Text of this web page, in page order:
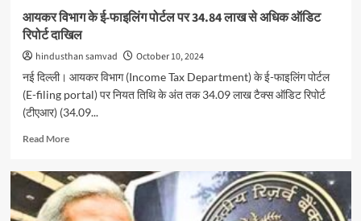
बातचीत
आयकर विभाग के ई-फाइलिंग पोर्टल पर 34.84 लाख से अधिक ऑडिट
रिपोर्ट दाखिल
hindusthan samvad
October 10, 2024
नई दिल्ली। आयकर विभाग (Income Tax Department) के ई-फाइलिंग पोर्टल
(E-filing portal) पर नियत तिथि के अंत तक 34.09 लाख टैक्स ऑडिट रिपोर्ट
(टीएआर) (34.09...
Read MoreRead
आयकर
विभाग
के